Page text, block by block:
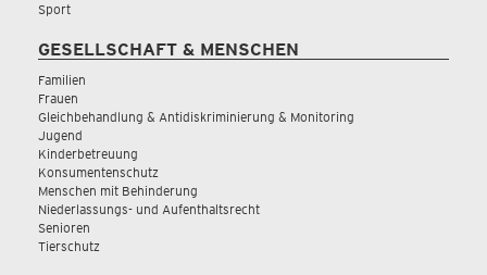
Sport
GESELLSCHAFT & MENSCHEN
Familien
Frauen
Gleichbehandlung & Antidiskriminierung & Monitoring
Jugend
Kinderbetreuung
Konsumentenschutz
Menschen mit Behinderung
Niederlassungs- und Aufenthaltsrecht
Senioren
Tierschutz